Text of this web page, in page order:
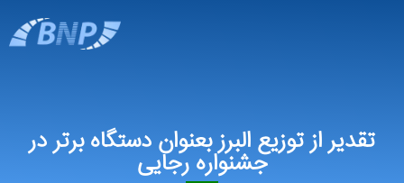
تقدیر از توزیع البرز بعنوان دستگاه برتر در
جشنواره رجایی